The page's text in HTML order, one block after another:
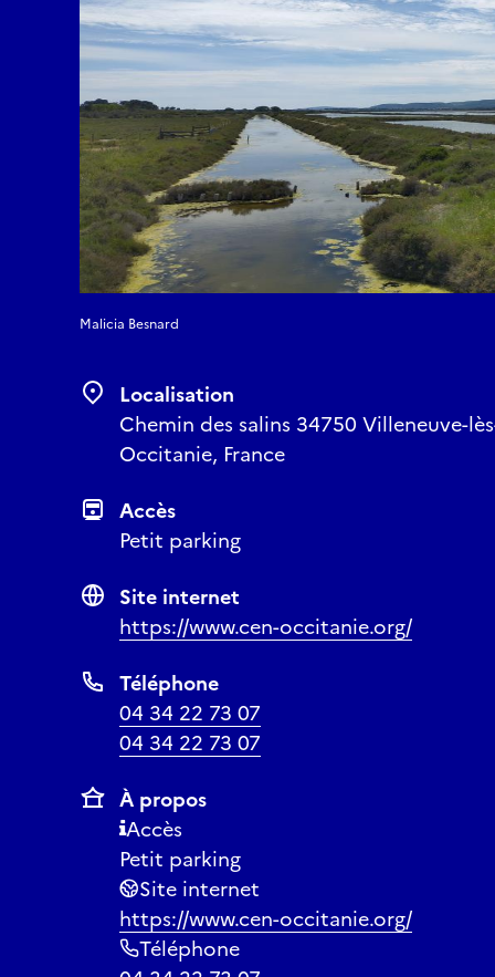
Malicia Besnard
Localisation
Chemin des salins 34750 Villeneuve-
Occitanie, France
Accès
Petit parking
Site internet
https://www.cen-occitanie.org/
Téléphone
04 34 22 73 07
04 34 22 73 07
À propos
Accès
Petit parking
Site internet
https://www.cen-occitanie.org/
Téléphone